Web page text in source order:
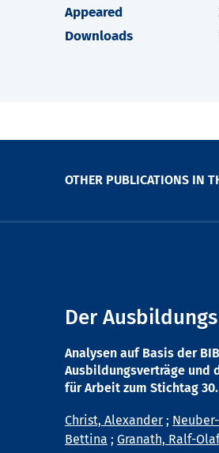
Appeared
Downloads
OTHER PUBLICATIONS IN
Der
Analysen auf Basis der
Ausbildungsverträge und
für Arbeit zum Stichtag
Christ, Alexander ;
Bettina ; Granath, Ralf-Olaf